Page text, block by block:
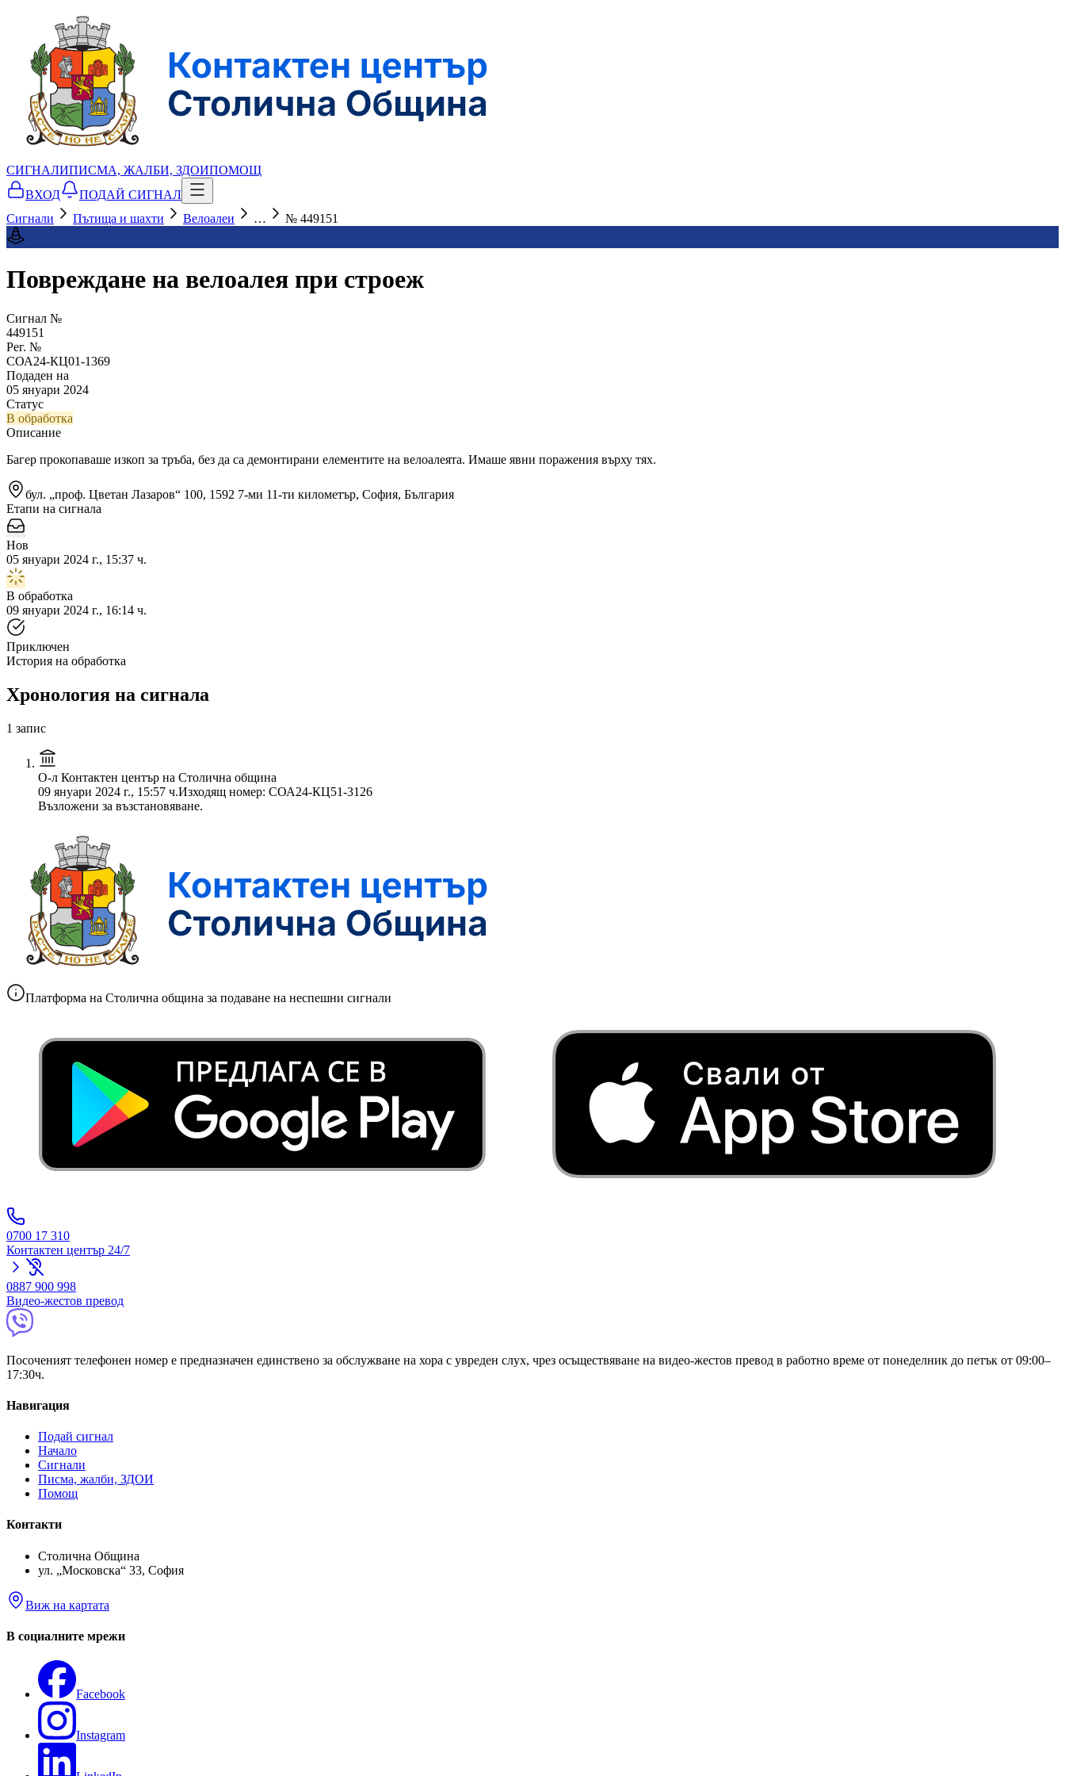
СИГНАЛИПИСМА, ЖАЛБИ, ЗДОИПОМОЩ
ВХОД
ПОДАЙ СИГНАЛ
Сигнали
Пътища и шахти Велоалеи … № 449151
Повреждане на велоалея при строеж
Сигнал №
449151
Рег. №
СОА24-КЦ01-1369
Подаден на
05 януари 2024
Статус
В обработка
Описание
Багер прокопаваше изкоп за тръба, без да са демонтирани елементите на велоалеята. Имаше явни поражения върху тях.
бул. „проф. Цветан Лазаров“ 100, 1592 7-ми 11-ти километър, София, България
Етапи на сигнала
Нов
05 януари 2024 г., 15:37 ч.
В обработка
09 януари 2024 г., 16:14 ч.
Приключен
История на обработка
Хронология на сигнала
1 запис
О-л Контактен център на Столична община
09 януари 2024 г., 15:57 ч.Изходящ номер: СОА24-КЦ51-3126
Възложени за възстановяване.
Платформа на Столична община за подаване на неспешни сигнали
0700 17 310
Контактен център 24/7
0887 900 998
Видео-жестов превод
Посоченият телефонен номер е предназначен единствено за обслужване на хора с увреден слух, чрез осъществяване на видео-жестов превод в работно време от понеделник до петък от 09:00–
17:30ч.
Навигация
Подай сигнал
Начало
Сигнали
Писма, жалби, ЗДОИ
Помощ
Контакти
Столична Община
ул. „Московска“ 33, София
Виж на картата
В социалните мрежи
Facebook
Instagram